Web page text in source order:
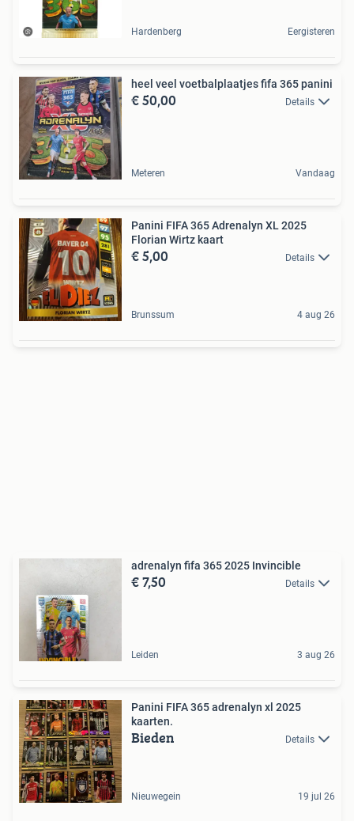
Hardenberg Eergisteren
heel veel voetbalplaatjes fifa 365 panini
€ 50,00 Details
Meteren Vandaag
Panini FIFA 365 Adrenalyn XL 2025
Florian Wirtz kaart
€ 5,00 Details
Brunssum 4 aug 26
adrenalyn fifa 365 2025 Invincible
€ 7,50 Details
Leiden 3 aug 26
Panini FIFA 365 adrenalyn xl 2025
kaarten.
Bieden Details
Nieuwegein 19 jul 26